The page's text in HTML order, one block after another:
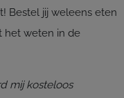
Bestel jij weleens eten
het weten in de
mij kosteloos